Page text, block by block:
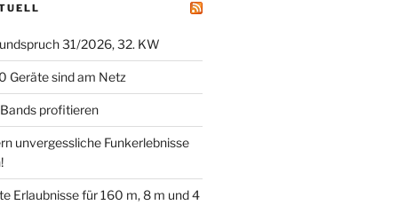
31/2026, 32. KW
Geräte sind am Netz
profitieren
unvergessliche Funkerlebnisse
Erlaubnisse für 160 m, 8 m und 4